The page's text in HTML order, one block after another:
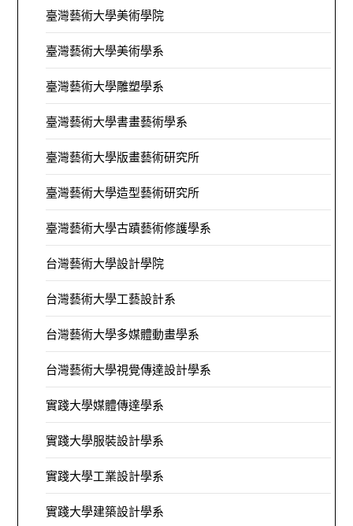
臺灣藝術大學美術學院
臺灣藝術大學美術學系
臺灣藝術大學雕塑學系
臺灣藝術大學書畫藝術學系
臺灣藝術大學版畫藝術研究所
臺灣藝術大學造型藝術研究所
臺灣藝術大學古蹟藝術修護學系
台灣藝術大學設計學院
台灣藝術大學工藝設計系
台灣藝術大學多媒體動畫學系
台灣藝術大學視覺傳達設計學系
實踐大學媒體傳達學系
實踐大學服裝設計學系
實踐大學工業設計學系
實踐大學建築設計學系